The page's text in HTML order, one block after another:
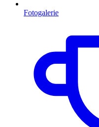
Fotogalerie